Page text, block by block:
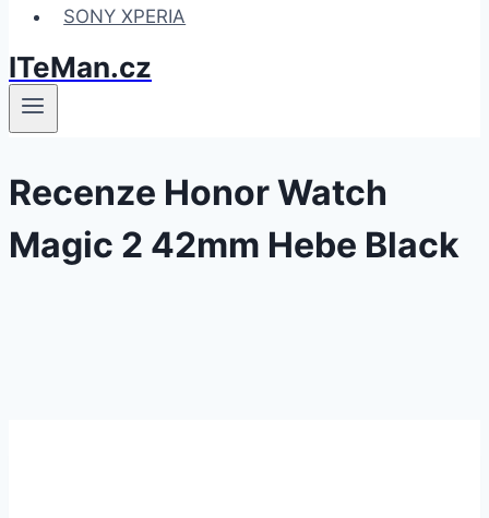
SONY XPERIA
ITeMan.cz
Recenze Honor Watch
Magic 2 42mm Hebe Black